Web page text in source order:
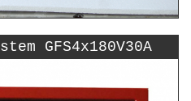
GFS4x180V30A